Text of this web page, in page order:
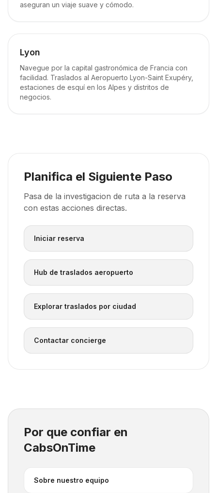
aseguran un viaje suave y cómodo.
Lyon
Navegue por la capital gastronómica de Francia con
facilidad. Traslados al Aeropuerto Lyon-Saint Exupéry,
estaciones de esquí en los Alpes y distritos de
negocios.
Planifica el Siguiente Paso
Pasa de la investigacion de ruta a la reserva
con estas acciones directas.
Iniciar reserva
Hub de traslados aeropuerto
Explorar traslados por ciudad
Contactar concierge
Por que confiar en
CabsOnTime
Sobre nuestro equipo